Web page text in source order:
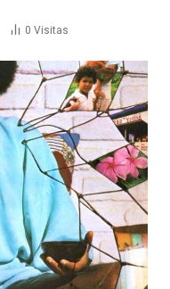
0 Visitas